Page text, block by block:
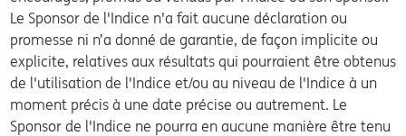
Le Sponsor de l'Indice n'a fait aucune déclaration ou
promesse ni n’a donné de garantie, de façon implicite ou
explicite, relatives aux résultats qui pourraient être obtenus
de l'utilisation de l'Indice et/ou au niveau de l'Indice à un
moment précis à une date précise ou autrement. Le
Sponsor de l'Indice ne pourra en aucune manière être tenu